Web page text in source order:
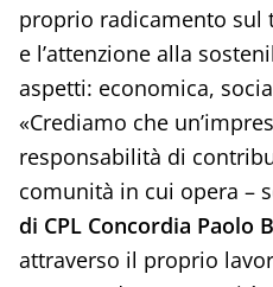
proprio radicamento sul
e l’attenzione alla
aspetti: economica,
«Crediamo che
responsabilità di
comunità in cui opera –
di CPL Concordia Paolo
attraverso il proprio